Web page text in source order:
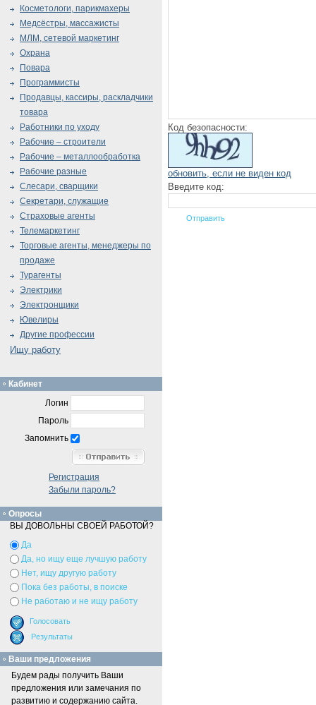
Код безопасности:
обновить, если не виден код
Введите код:
Косметологи, парикмахеры
Медсёстры, массажисты
МЛМ, сетевой маркетинг
Охрана
Повара
Программисты
Продавцы, кассиры, раскладчики
товара
Работники по уходу
Рабочие – строители
Рабочие – металлообработка
Рабочие разные
Слесари, сварщики
Секретари, служащие
Страховые агенты
Телемаркетинг
Торговые агенты, менеджеры по
продаже
Турагенты
Электрики
Электронщики
Ювелиры
Другие профессии
Ищу работу
Кабинет
Логин
Пароль
Запомнить
Регистрация
Забыли пароль?
Опросы
ВЫ ДОВОЛЬНЫ СВОЕЙ РАБОТОЙ?
Да
Да, но ищу еще лучшую работу
Нет, ищу другую работу
Пока без работы, в поиске
Не работаю и не ищу работу
Ваши предложения
Будем рады получить Ваши
предложения или замечания по
развитию и содержанию сайта.